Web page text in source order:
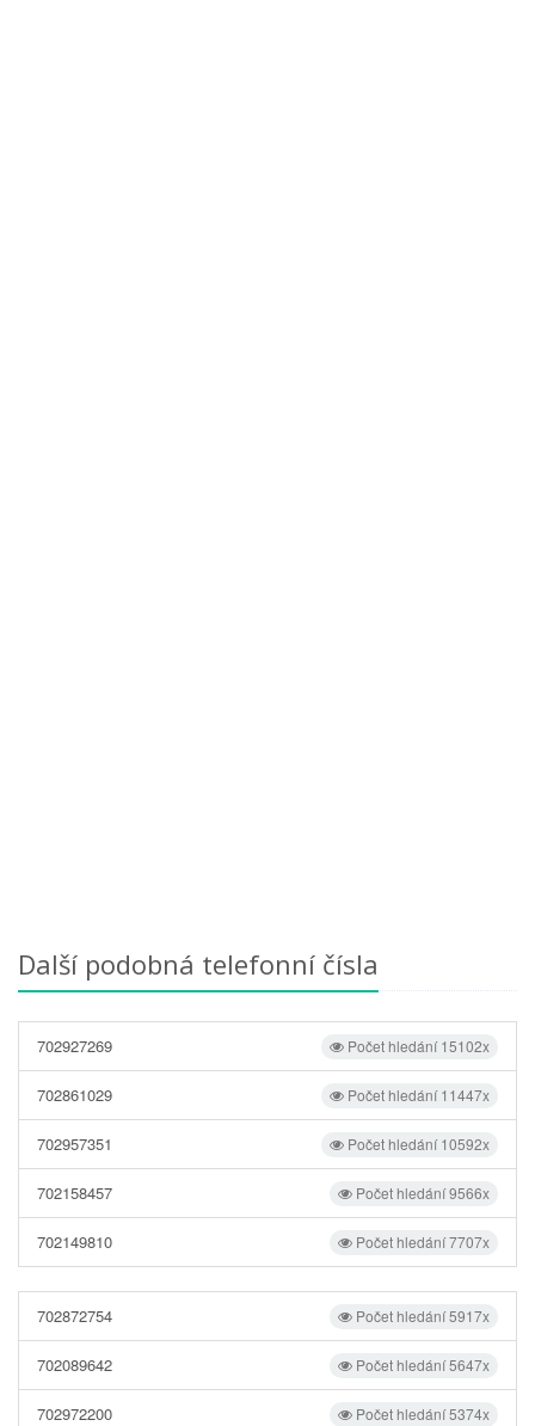
Další podobná telefonní čísla
Počet hledání 15102x
702927269
Počet hledání 11447x
702861029
Počet hledání 10592x
702957351
Počet hledání 9566x
702158457
Počet hledání 7707x
702149810
Počet hledání 5917x
702872754
Počet hledání 5647x
702089642
Počet hledání 5374x
702972200